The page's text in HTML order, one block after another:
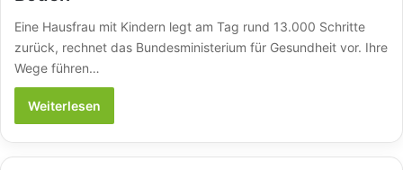
Eine Hausfrau mit Kindern legt am Tag rund 13.000 Schritte
zurück, rechnet das Bundesministerium für Gesundheit vor. Ihre
Wege führen…
Weiterlesen